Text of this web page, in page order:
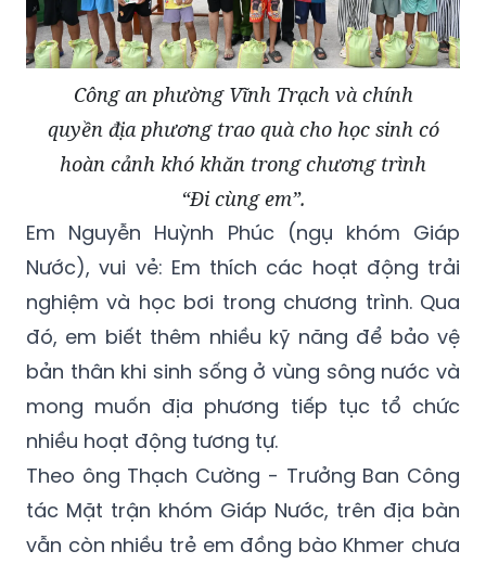
Công an phường Vĩnh Trạch và chính
quyền địa phương trao quà cho học sinh có
hoàn cảnh khó khăn trong chương trình
“Đi cùng em”.
Em Nguyễn Huỳnh Phúc (ngụ khóm Giáp
Nước), vui vẻ: Em thích các hoạt động trải
nghiệm và học bơi trong chương trình. Qua
đó, em biết thêm nhiều kỹ năng để bảo vệ
bản thân khi sinh sống ở vùng sông nước và
mong muốn địa phương tiếp tục tổ chức
nhiều hoạt động tương tự.
Theo ông Thạch Cường - Trưởng Ban Công
tác Mặt trận khóm Giáp Nước, trên địa bàn
vẫn còn nhiều trẻ em đồng bào Khmer chưa